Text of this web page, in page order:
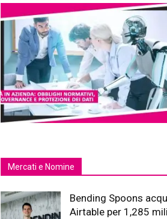
Mercati e Nomine
Bending Spoons
Airtable per 1,285